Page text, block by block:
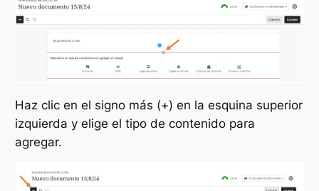
Haz clic en el signo más (+) en la esquina superior
izquierda y elige el tipo de contenido para
agregar.